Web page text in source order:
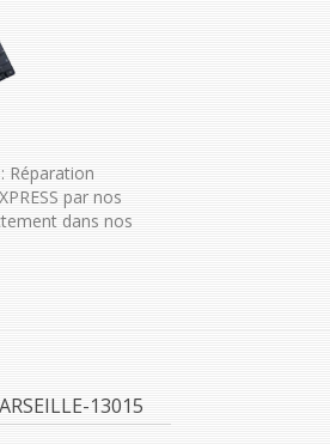
Réparation
par nos
dans nos
13015